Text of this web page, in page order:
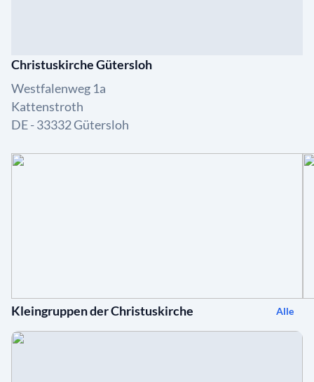
Christuskirche Gütersloh
Westfalenweg 1a
Kattenstroth
DE - 33332 Gütersloh
Kleingruppen der Christuskirche Alle